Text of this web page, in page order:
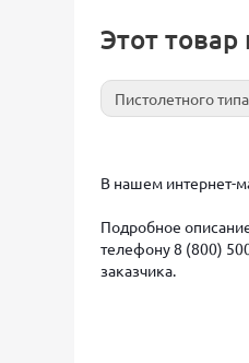
Этот
Пистолетного типа
В нашем интернет-
Подробное
телефону 8 (800)
заказчика.